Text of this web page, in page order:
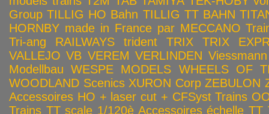
Group TILLIG HO Bahn TILLIG TT BAHN
HORNBY made in France par MECCANO
Tri-ang RAILWAYS
trident TRIX
TRIX
VALLEJO VB VEREM VERLINDEN Viessmann
Modellbau WESPE MODELS WHEELS OF
WOODLAND Scenics XURON Corp ZEBULON
Accessoires HO + laser cut + CFSyst Trains
Trains TT scale 1/120è Accessoires échelle TT